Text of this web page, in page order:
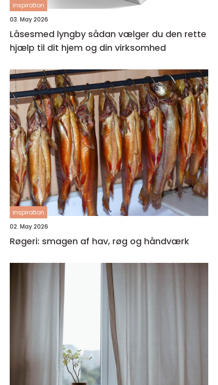
inspiration
03. May 2026
Låsesmed lyngby sådan vælger du den rette
hjælp til dit hjem og din virksomhed
inspiration
02. May 2026
Røgeri: smagen af hav, røg og håndværk